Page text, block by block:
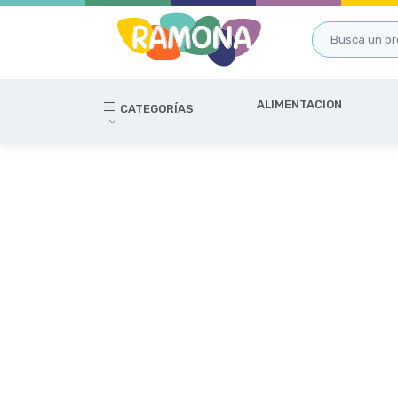
CATEGORÍAS ALIMENTACION